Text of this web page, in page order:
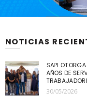
NOTICIAS
SAPI
AÑOS DE
30/05/2026